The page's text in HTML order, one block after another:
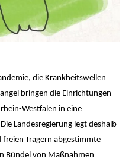
die Krankheitswellen
bringen die Einrichtungen
Westfalen in eine
Landesregierung legt deshalb
Trägern abgestimmte
Bündel von Maßnahmen